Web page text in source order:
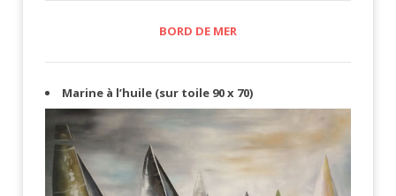
BORD DE MER
​​Marine à l’huile (sur toile 90 x 70)